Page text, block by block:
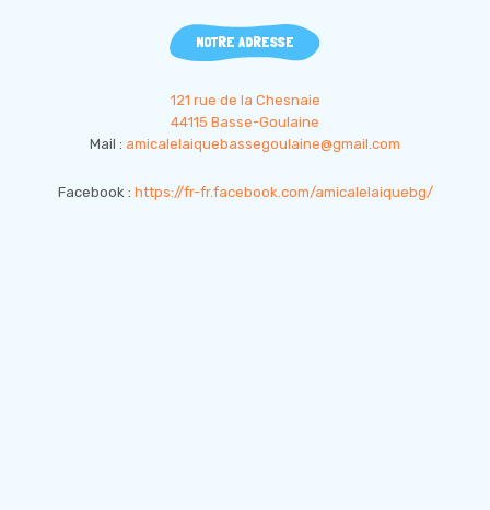
NOTRE ADRESSE
121 rue de la Chesnaie
44115 Basse-Goulaine
Mail : amicalelaiquebassegoulaine@gmail.com
Facebook : https://fr-fr.facebook.com/amicalelaiquebg/